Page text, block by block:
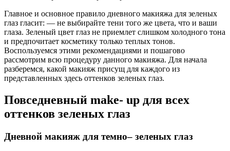
Главное и основное правило дневного макияжа для зеленых
глаз гласит: — не выбирайте тени того же цвета, что и ваши
глаза. Зеленый цвет глаз не приемлет слишком холодного тона
и предпочитает косметику только теплых тонов.
Воспользуемся этими рекомендациями и пошагово
рассмотрим всю процедуру данного макияжа. Для начала
разберемся, какой макияж присущ для каждого из
представленных здесь оттенков зеленых глаз.
Повседневный make- up для всех
оттенков зеленых глаз
Дневной макияж для темно– зеленых глаз